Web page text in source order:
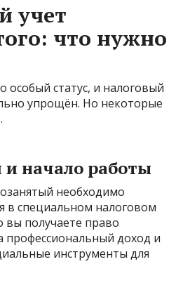
учет
что нужно
особый статус, и налоговый
упрощён. Но некоторые
и начало работы
необходимо
в специальном налоговом
вы получаете право
профессиональный доход и
инструменты для